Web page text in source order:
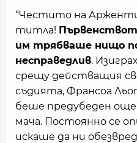
“Честито на
титла!
им трябваше нищо
несправедлив.
срещу действащия
съдията, Франсоа
беше предубеден
мача. Постоянно се
искаше да ни